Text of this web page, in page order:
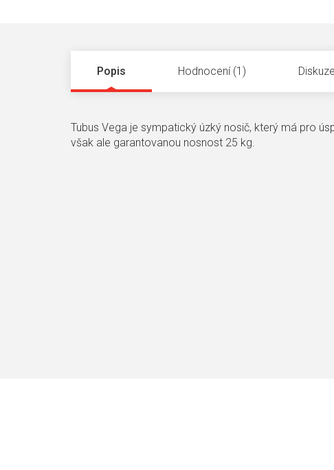
Popis Hodnocení (1) Diskuze
Tubus Vega je sympatický úzký nosič, který má pro
však ale garantovanou nosnost 25 kg.